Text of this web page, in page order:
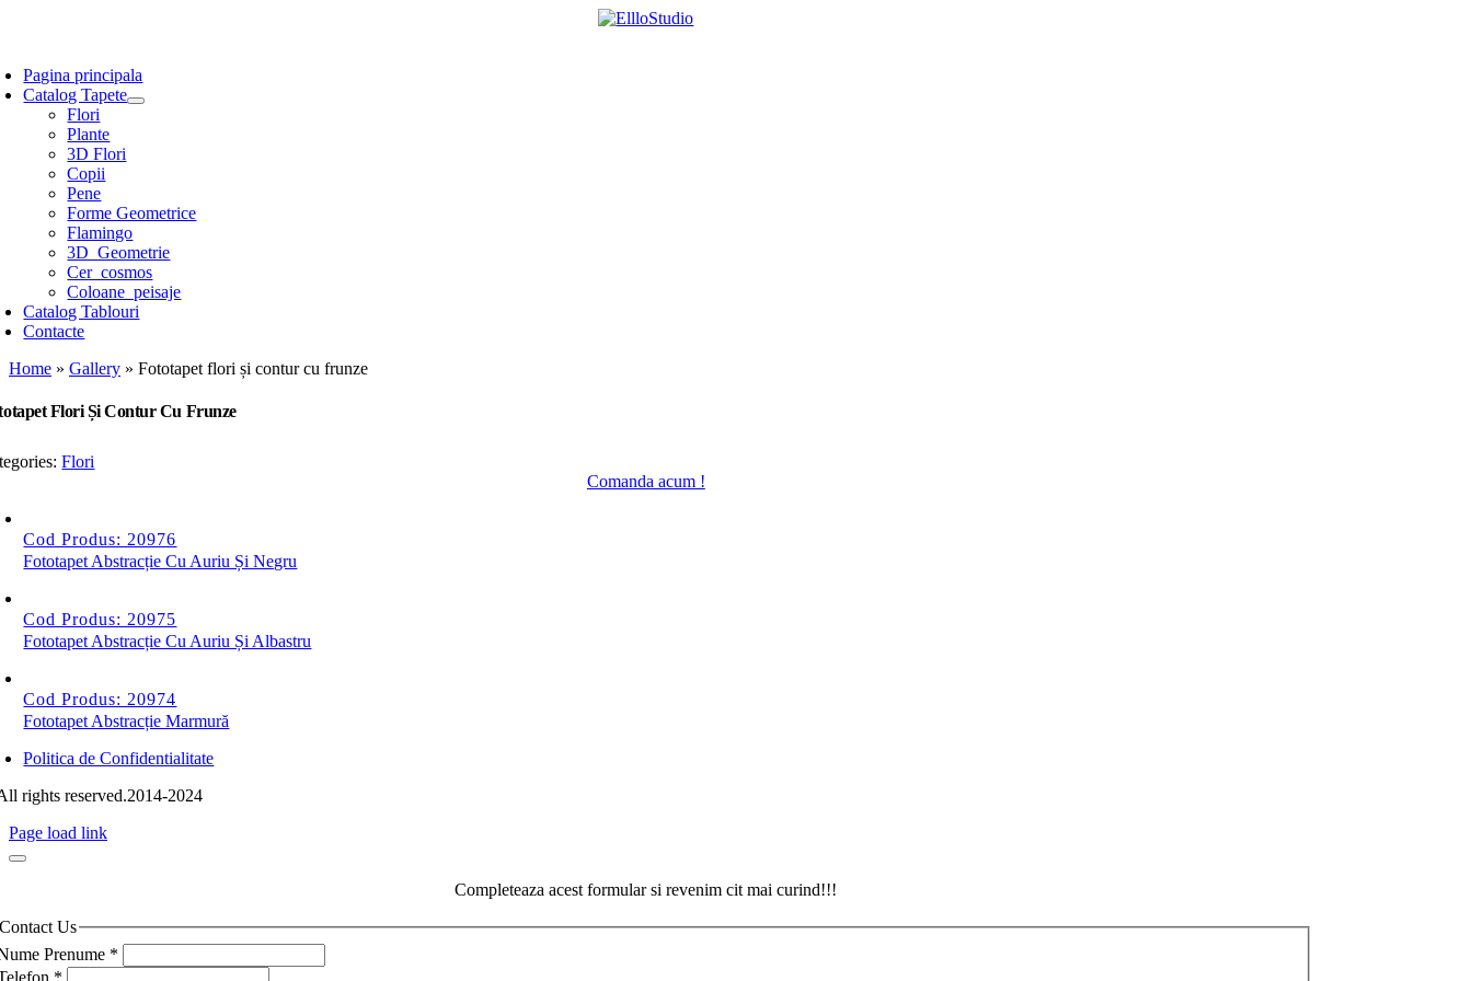
Pagina principala
Catalog Tapete
Flori
Plante
3D Flori
Copii
Pene
Forme Geometrice
Flamingo
3D_Geometrie
Cer_cosmos
Coloane_peisaje
Catalog Tablouri
Contacte
Home » Gallery » Fototapet flori și contur cu frunze
Flori Și Contur Cu Frunze
Flori
Comanda acum !
Cod Produs: 20976
Fototapet Abstracție Cu Auriu Și Negru
Cod Produs: 20975
Fototapet Abstracție Cu Auriu Și Albastru
Cod Produs: 20974
Fototapet Abstracție Marmură
Politica de Confidentialitate
rights reserved.2014-2024
Page load link
Completeaza acest formular si revenim cit mai curind!!!
Contact Us
Prenume *
*